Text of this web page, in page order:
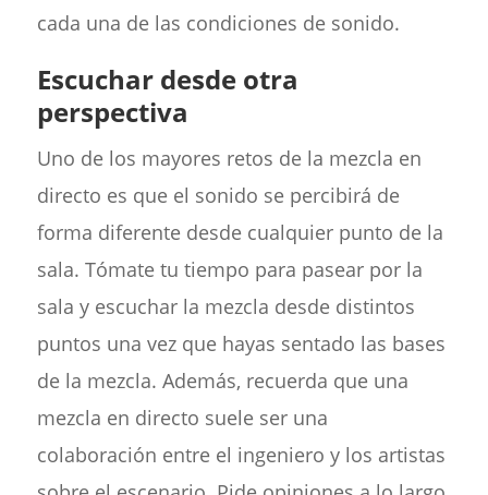
cada una de las condiciones de sonido.
Escuchar desde otra
perspectiva
Uno de los mayores retos de la mezcla en
directo es que el sonido se percibirá de
forma diferente desde cualquier punto de la
sala. Tómate tu tiempo para pasear por la
sala y escuchar la mezcla desde distintos
puntos una vez que hayas sentado las bases
de la mezcla. Además, recuerda que una
mezcla en directo suele ser una
colaboración entre el ingeniero y los artistas